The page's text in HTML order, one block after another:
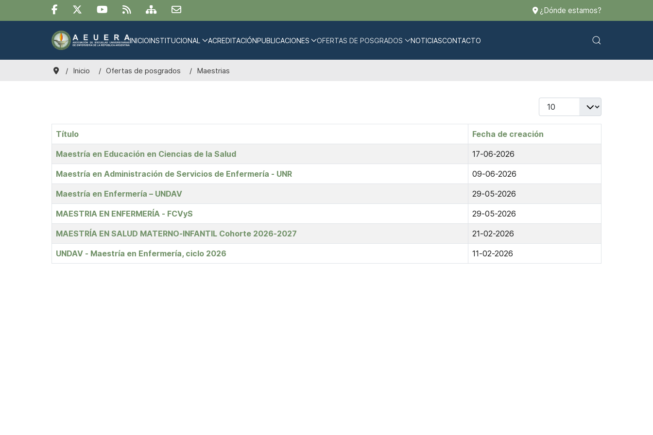
¿Dónde estamos?
INICIOINSTITUCIONAL ACREDITACIÓNPUBLICACIONES OFERTAS DE POSGRADOS NOTICIASCONTACTO
Inicio Ofertas de posgrados Maestrias
Cantidad
Artículos
Título Fecha de creación
Maestría en Educación en Ciencias de la Salud 17-06-2026
Maestría en Administración de Servicios de Enfermería - UNR 09-06-2026
Maestría en Enfermería – UNDAV 29-05-2026
MAESTRIA EN ENFERMERÍA - FCVyS 29-05-2026
MAESTRÍA EN SALUD MATERNO-INFANTIL Cohorte 2026-2027 21-02-2026
UNDAV - Maestría en Enfermería, ciclo 2026 11-02-2026